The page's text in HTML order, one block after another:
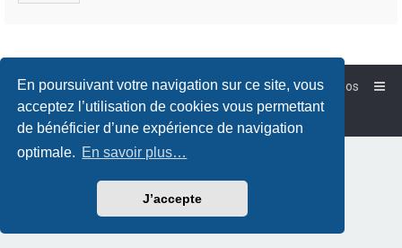
En poursuivant votre navigation sur ce site, vous
acceptez l’utilisation de cookies vous permettant
de bénéficier d’une expérience de navigation
optimale. En savoir plus…
J’accepte
Accueil Forum-Debian.fr
À propos
Powered byphpBB™
Traduction française officielle© Qiaeru